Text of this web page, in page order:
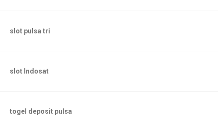
slot pulsa tri
slot Indosat
togel deposit pulsa